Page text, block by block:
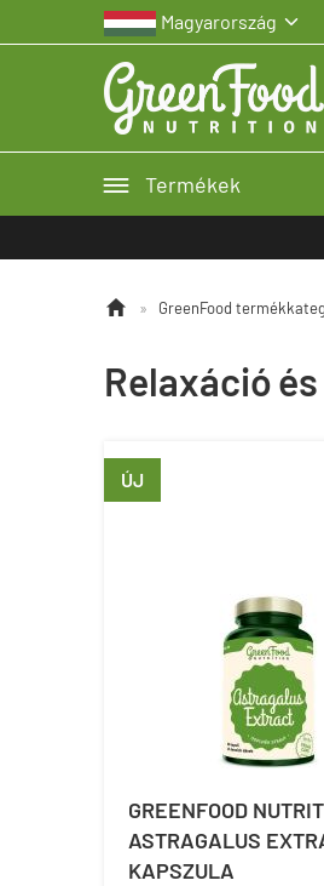
Magyarország 
 Termékek
 » GreenFood
Relaxáció
ÚJ
GREENFOOD
ASTRAGALUS
KAPSZULA